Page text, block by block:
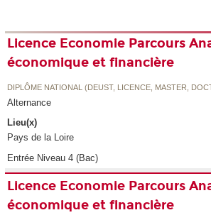
Licence Economie Parcours
économique et financière
DIPLÔME NATIONAL (DEUST, LICENCE, MASTER,
Alternance
Lieu(x)
Pays de la Loire
Entrée Niveau 4 (Bac)
Licence Economie Parcours
économique et financière